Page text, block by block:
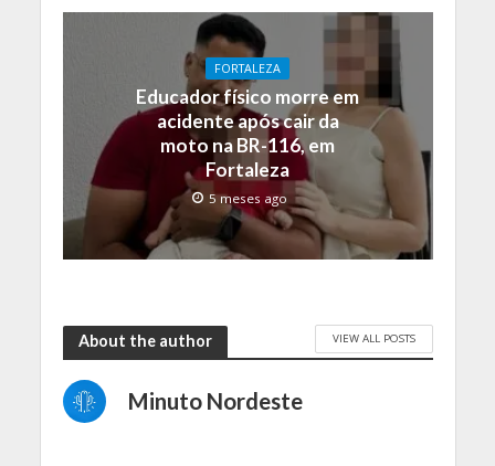
FORTALEZA
Educador físico morre em
acidente após cair da
moto na BR-116, em
Fortaleza
5 meses ago
About the author VIEW ALL POSTS
Minuto Nordeste